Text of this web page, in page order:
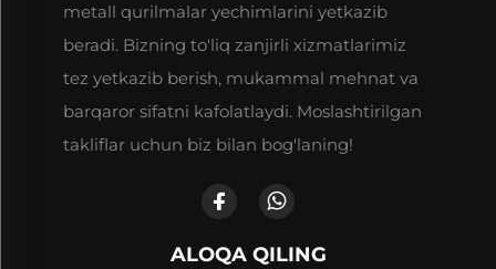
metall qurilmalar yechimlarini yetkazib
beradi. Bizning to'liq zanjirli xizmatlarimiz
tez yetkazib berish, mukammal mehnat va
barqaror sifatni kafolatlaydi. Moslashtirilgan
takliflar uchun biz bilan bog'laning!
ALOQA QILING